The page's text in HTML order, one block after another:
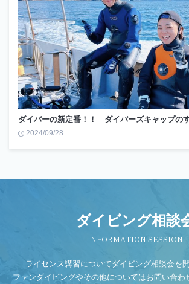
ダイバーの新定番！！ ダイバーズキャップの
2024/09/28
ダイビング相談
INFORMATION SESSION
ライセンス講習についてダイビング相談会を
ファンダイビングやその他についてはお問い合わ